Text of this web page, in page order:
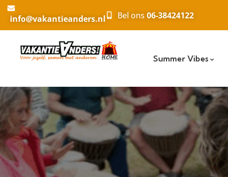
info@vakantieanders.nl Bel ons 06-38424122
Summer Vibes